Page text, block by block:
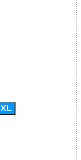
XL